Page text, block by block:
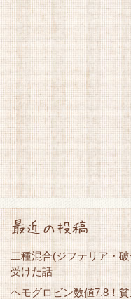
最近の投稿
二種混合(ジフテリア・
受けた話
ヘモグロビン数値7.8！